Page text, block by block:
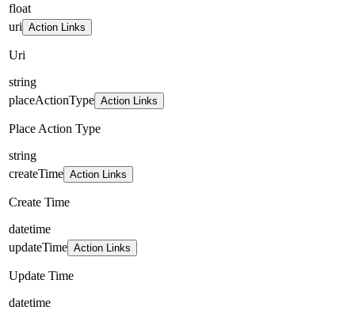
float
uri Action Links
Uri
string
placeActionType Action Links
Place Action Type
string
createTime Action Links
Create Time
datetime
updateTime Action Links
Update Time
datetime